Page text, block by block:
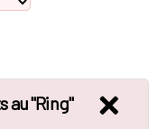
au "Ring"